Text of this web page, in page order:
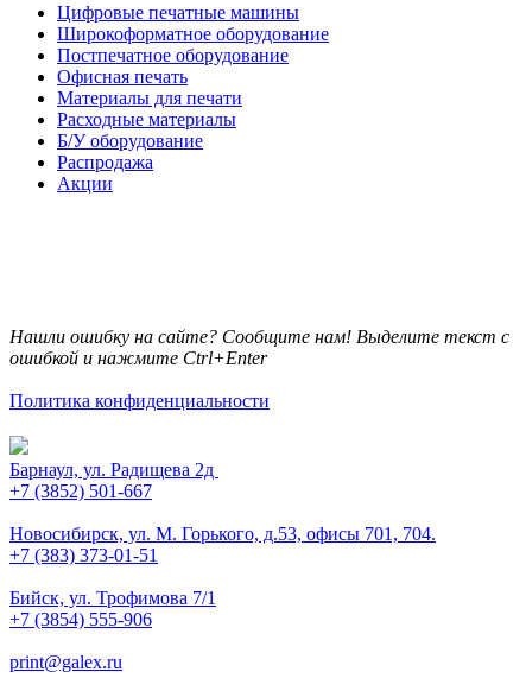
Цифровые печатные машины
Широкоформатное оборудование
Постпечатное оборудование
Офисная печать
Материалы для печати
Расходные материалы
Б/У оборудование
Распродажа
Акции
Нашли ошибку на сайте? Сообщите нам! Выделите текст с
ошибкой и нажмите Ctrl+Enter
Политика конфиденциальности
Барнаул, ул. Радищева 2д
+7 (3852) 501-667
Новосибирск, ул. М. Горького, д.53, офисы 701, 704.
+7 (383) 373-01-51
Бийск, ул. Трофимова 7/1
+7 (3854) 555-906
print@galex.ru